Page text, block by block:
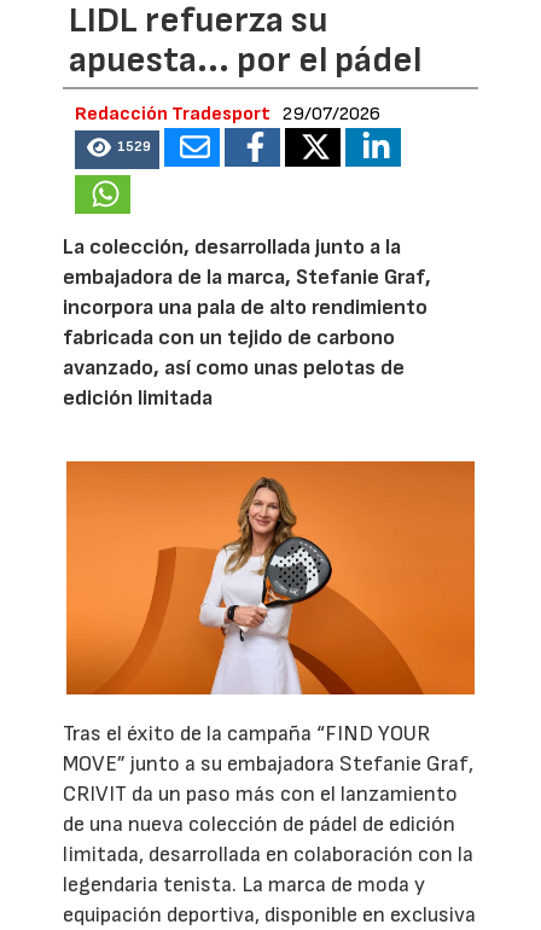
LIDL refuerza su
apuesta... por el pádel
Redacción Tradesport 29/07/2026
1529
La colección, desarrollada junto a la
embajadora de la marca, Stefanie Graf,
incorpora una pala de alto rendimiento
fabricada con un tejido de carbono
avanzado, así como unas pelotas de
edición limitada
Tras el éxito de la campaña “FIND YOUR
MOVE” junto a su embajadora Stefanie Graf,
CRIVIT da un paso más con el lanzamiento
de una nueva colección de pádel de edición
limitada, desarrollada en colaboración con la
legendaria tenista. La marca de moda y
equipación deportiva, disponible en exclusiva